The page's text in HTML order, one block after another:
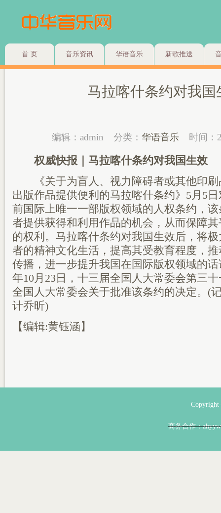
首 页 音乐资讯 华语音乐 新歌推送
马拉喀什条约对我国
编辑：admin 分类： 华语音乐 时间：
权威快报｜马拉喀什条约对我国生效
《关于为盲人、视力障碍者或其他印刷
出版作品提供便利的马拉喀什条约》5月5
前国际上唯一一部版权领域的人权条约，
者提供获得和利用作品的机会，从而保障
的权利。马拉喀什条约对我国生效后，将
者的精神文化生活，提高其受教育程度，
传播，进一步提升我国在国际版权领域的
年10月23日，十三届全国人大常委会第三
全国人大常委会关于批准该条约的决定。(
计乔昕)
【编辑:黄钰涵】
商务合作：